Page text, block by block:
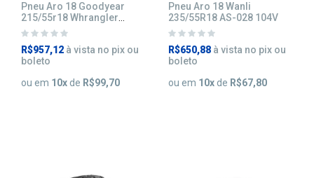
Pneu Aro 18 Goodyear
215/55r18 Whrangler
Territory 95V
R$957,12 à vista no pix ou
boleto
ou em 10x de R$99,70
Pneu Aro 18 Wanli
235/55R18 AS-028 104V
R$650,88 à vista no pix ou
boleto
ou em 10xde R$67,80